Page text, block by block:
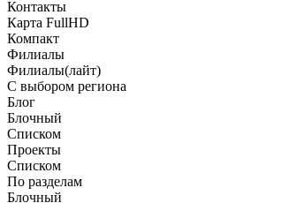
Контакты
Карта FullHD
Компакт
Филиалы
Филиалы(лайт)
С выбором региона
Блог
Блочный
Списком
Проекты
Списком
По разделам
Блочный